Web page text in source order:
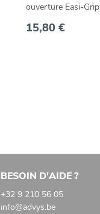
ouverture Easi-Grip
15,80 €
BESOIN D'AIDE ?
+32 9 210 56 05
info@advys.be